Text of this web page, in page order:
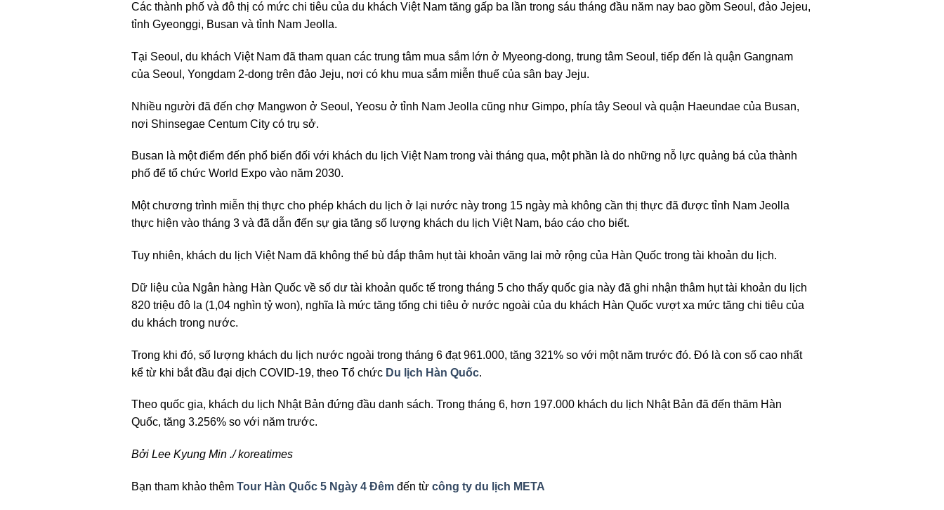
Các thành phố và đô thị có mức chi tiêu của du khách Việt Nam tăng gấp ba lần trong sáu tháng đầu năm nay bao gồm Seoul, đảo Jejeu,
tỉnh Gyeonggi, Busan và tỉnh Nam Jeolla.
Tại Seoul, du khách Việt Nam đã tham quan các trung tâm mua sắm lớn ở Myeong-dong, trung tâm Seoul, tiếp đến là quận Gangnam
của Seoul, Yongdam 2-dong trên đảo Jeju, nơi có khu mua sắm miễn thuế của sân bay Jeju.
Nhiều người đã đến chợ Mangwon ở Seoul, Yeosu ở tỉnh Nam Jeolla cũng như Gimpo, phía tây Seoul và quận Haeundae của Busan,
nơi Shinsegae Centum City có trụ sở.
Busan là một điểm đến phổ biến đối với khách du lịch Việt Nam trong vài tháng qua, một phần là do những nỗ lực quảng bá của thành
phố để tổ chức World Expo vào năm 2030.
Một chương trình miễn thị thực cho phép khách du lịch ở lại nước này trong 15 ngày mà không cần thị thực đã được tỉnh Nam Jeolla
thực hiện vào tháng 3 và đã dẫn đến sự gia tăng số lượng khách du lịch Việt Nam, báo cáo cho biết.
Tuy nhiên, khách du lịch Việt Nam đã không thể bù đắp thâm hụt tài khoản vãng lai mở rộng của Hàn Quốc trong tài khoản du lịch.
Dữ liệu của Ngân hàng Hàn Quốc về số dư tài khoản quốc tế trong tháng 5 cho thấy quốc gia này đã ghi nhận thâm hụt tài khoản du lịch
820 triệu đô la (1,04 nghìn tỷ won), nghĩa là mức tăng tổng chi tiêu ở nước ngoài của du khách Hàn Quốc vượt xa mức tăng chi tiêu của
du khách trong nước.
Trong khi đó, số lượng khách du lịch nước ngoài trong tháng 6 đạt 961.000, tăng 321% so với một năm trước đó. Đó là con số cao nhất
kể từ khi bắt đầu đại dịch COVID-19, theo Tổ chức Du lịch Hàn Quốc.
Theo quốc gia, khách du lịch Nhật Bản đứng đầu danh sách. Trong tháng 6, hơn 197.000 khách du lịch Nhật Bản đã đến thăm Hàn
Quốc, tăng 3.256% so với năm trước.
Bởi Lee Kyung Min ./ koreatimes
Bạn tham khảo thêm Tour Hàn Quốc 5 Ngày 4 Đêm đến từ công ty du lịch META